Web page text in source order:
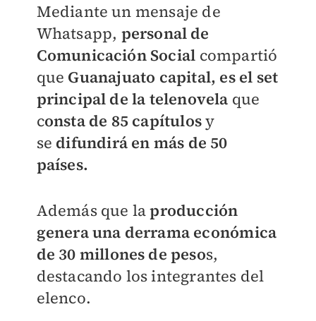
Mediante un mensaje de
Whatsapp, personal de
Comunicación Social compartió
que Guanajuato capital, es el set
principal de la telenovela que
consta de 85 capítulosy
se difundirá en más de 50
países.
Además que laproducción
genera una derrama económica
de 30 millones de pesos,
destacando los integrantes del
elenco.